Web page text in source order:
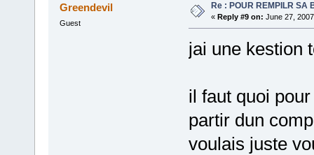
Greendevil
Guest
Re : POUR REMPILR SA
« Reply #9 on: June 27,
jai une kestion
il faut quoi
partir dun
voulais juste